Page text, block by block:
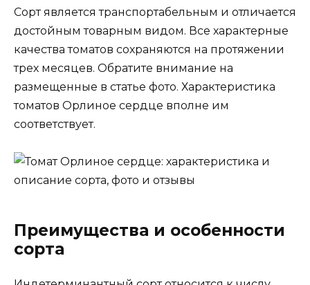
Сорт является транспортабельным и отличается
достойным товарным видом. Все характерные
качества томатов сохраняются на протяжении
трех месяцев. Обратите внимание на
размещенные в статье фото. Характеристика
томатов Орлиное сердце вполне им
соответствует.
Преимущества и особенности
сорта